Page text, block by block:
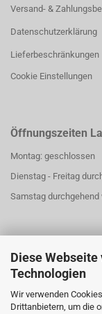
Diese
Technologien
Wir verwenden
Drittanbietern, um die
Versand- &
Datenschutzerklärung
Lieferbeschränkungen
Cookie Einstellungen
Öffnungszeiten
Montag: geschlossen
Dienstag - Freitag
Samstag durchgehend